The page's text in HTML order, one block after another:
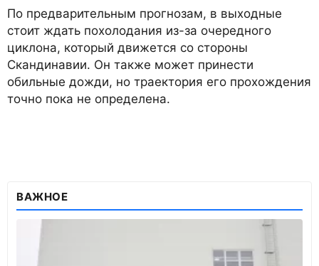
По предварительным прогнозам, в выходные
стоит ждать похолодания из-за очередного
циклона, который движется со стороны
Скандинавии. Он также может принести
обильные дожди, но траектория его прохождения
точно пока не определена.
ВАЖНОЕ